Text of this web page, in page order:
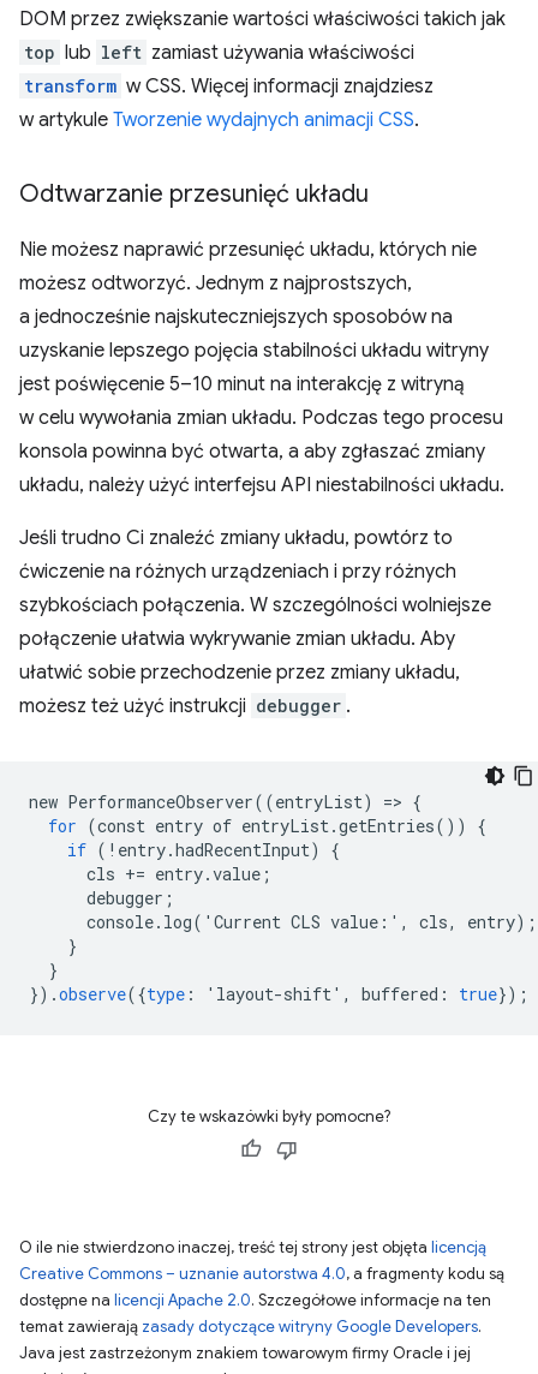
DOM przez zwiększanie wartości właściwości takich jak
top lub left zamiast używania właściwości
transform w CSS. Więcej informacji znajdziesz
w artykule Tworzenie wydajnych animacji CSS.
Odtwarzanie przesunięć układu
Nie możesz naprawić przesunięć układu, których nie
możesz odtworzyć. Jednym z najprostszych,
a jednocześnie najskuteczniejszych sposobów na
uzyskanie lepszego pojęcia stabilności układu witryny
jest poświęcenie 5–10 minut na interakcję z witryną
w celu wywołania zmian układu. Podczas tego procesu
konsola powinna być otwarta, a aby zgłaszać zmiany
układu, należy użyć interfejsu API niestabilności układu.
Jeśli trudno Ci znaleźć zmiany układu, powtórz to
ćwiczenie na różnych urządzeniach i przy różnych
szybkościach połączenia. W szczególności wolniejsze
połączenie ułatwia wykrywanie zmian układu. Aby
ułatwić sobie przechodzenie przez zmiany układu,
możesz też użyć instrukcji debugger .
new PerformanceObserver((entryList) => {
for (const entry of entryList.getEntries())
{
if (! entry.hadRecentInput)
{
cls += entry.value ;
debugger ;
console. log( ' Current CLS value : ' , cls, entry);
}
}
}).observe({type : ' layout-shift' , buffered : true});
Czy te wskazówki były pomocne?
O ile nie stwierdzono inaczej, treść tej strony jest objęta licencją
Creative Commons – uznanie autorstwa 4.0, a fragmenty kodu są
dostępne na licencji Apache 2.0. Szczegółowe informacje na ten
temat zawierają zasady dotyczące witryny Google Developers.
Java jest zastrzeżonym znakiem towarowym firmy Oracle i jej